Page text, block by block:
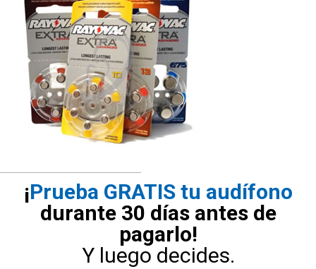
¡Prueba GRATIS tu audífono
durante 30 días antes de
pagarlo!
Y luego decides.